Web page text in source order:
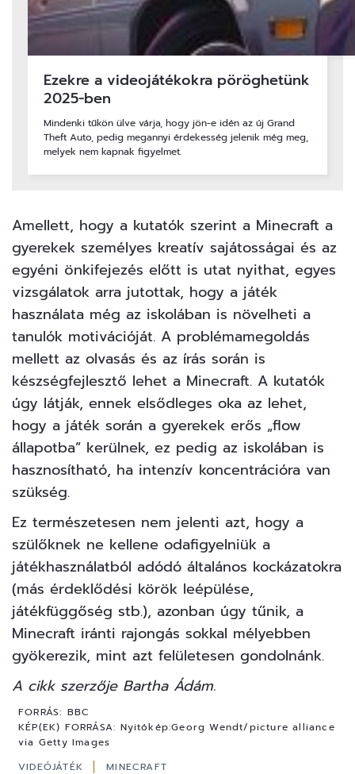
Ezekre a videojátékokra pöröghetünk
2025-ben
Mindenki tűkön ülve várja, hogy jön-e idén az új Grand
Theft Auto, pedig megannyi érdekesség jelenik még meg,
melyek nem kapnak figyelmet.
Amellett, hogy a kutatók szerint a Minecraft a
gyerekek személyes kreatív sajátosságai és az
egyéni önkifejezés előtt is utat nyithat, egyes
vizsgálatok arra jutottak, hogy a játék
használata még az iskolában is növelheti a
tanulók motivációját. A problémamegoldás
mellett az olvasás és az írás során is
készségfejlesztő lehet a Minecraft. A kutatók
úgy látják, ennek elsődleges oka az lehet,
hogy a játék során a gyerekek erős „flow
állapotba” kerülnek, ez pedig az iskolában is
hasznosítható, ha intenzív koncentrációra van
szükség.
Ez természetesen nem jelenti azt, hogy a
szülőknek ne kellene odafigyelniük a
játékhasználatból adódó általános kockázatokra
(más érdeklődési körök leépülése,
játékfüggőség stb.), azonban úgy tűnik, a
Minecraft iránti rajongás sokkal mélyebben
gyökerezik, mint azt felületesen gondolnánk.
A cikk szerzője Bartha Ádám.
FORRÁS: BBC
KÉP(EK) FORRÁSA: Nyitókép:Georg Wendt/picture alliance
via Getty Images
VIDEÓJÁTÉK
MINECRAFT